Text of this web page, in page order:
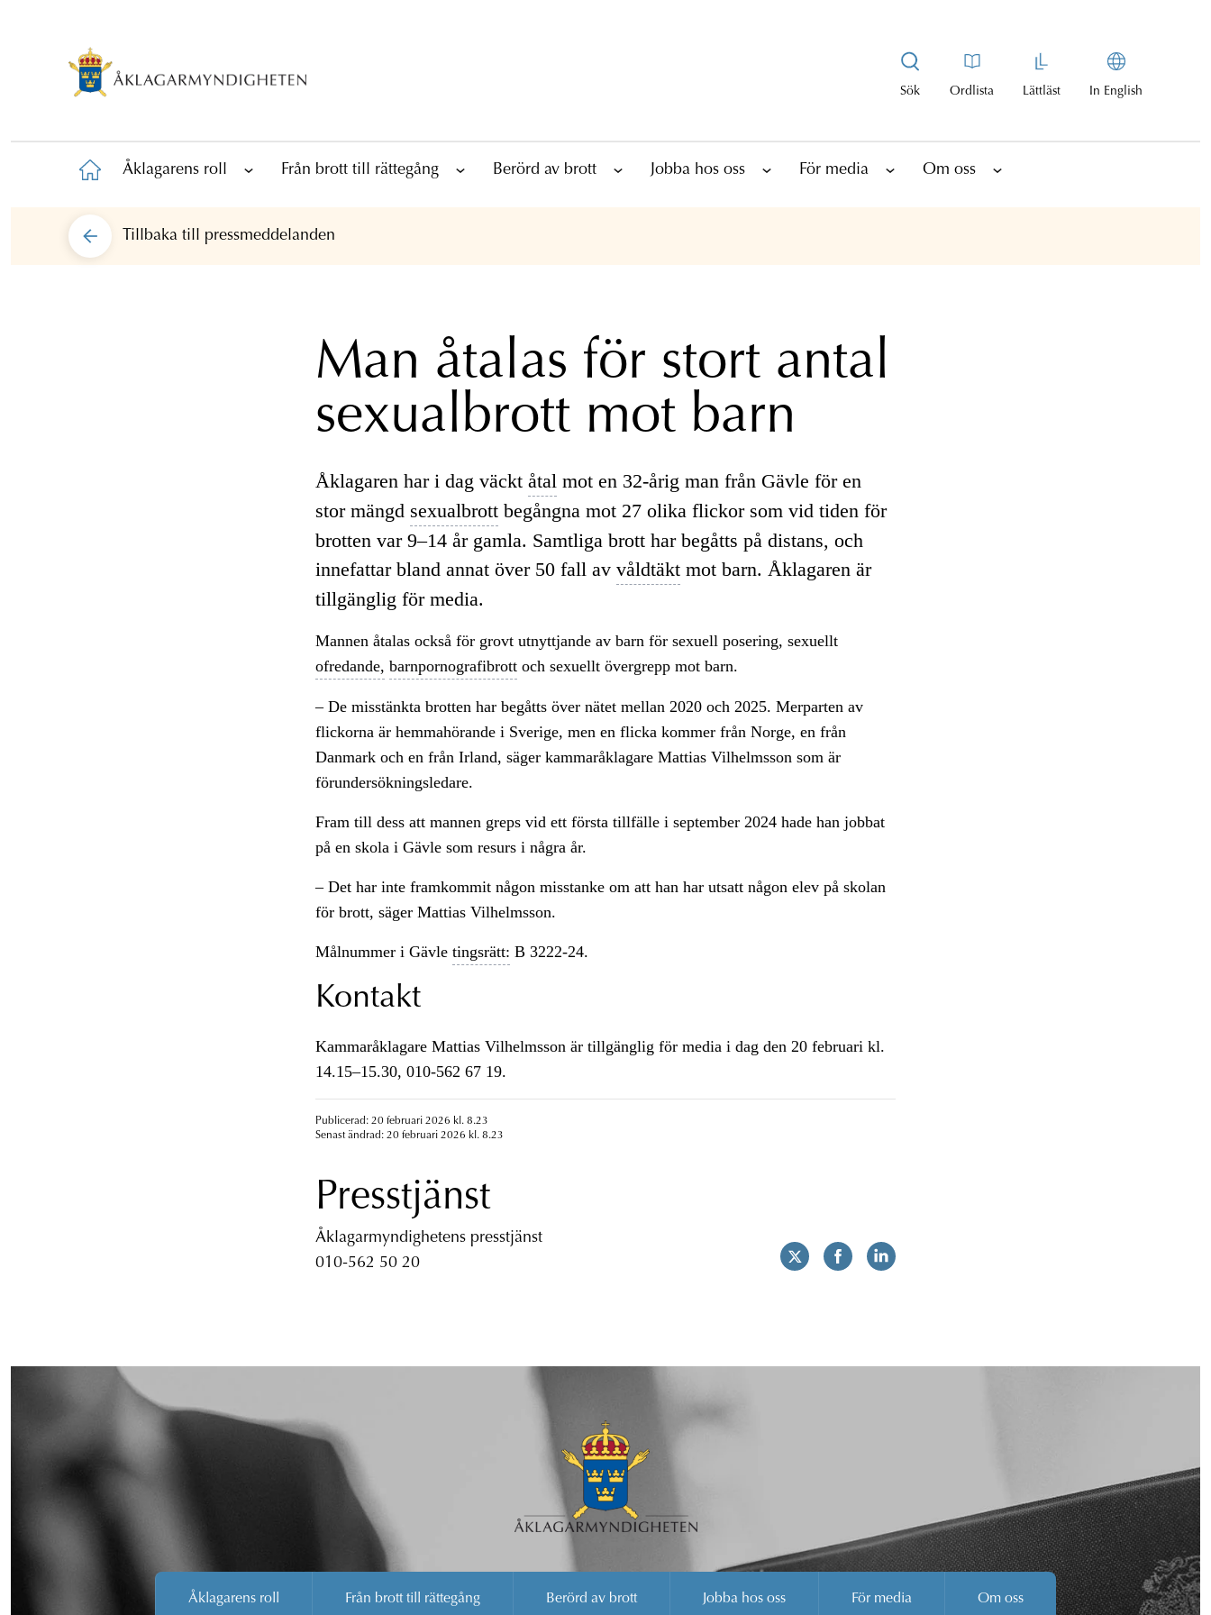
Sök Ordlista Lättläst In English
Åklagarens roll Från brott till rättegång Berörd av brott Jobba hos oss För media Om oss
Tillbaka till pressmeddelanden
Man åtalas för stort antal
sexualbrott mot barn
Åklagaren har i dag väckt åtal mot en 32-årig man från Gävle för en
stor mängd sexualbrottbegångna mot 27 olika flickor som vid tiden för
brotten var 9–14 år gamla. Samtliga brott har begåtts på distans, och
innefattar bland annat över 50 fall av våldtäktmot barn. Åklagaren är
tillgänglig för media.
Mannen åtalas också för grovt utnyttjande av barn för sexuell posering, sexuellt
ofredande, barnpornografibrottoch sexuellt övergrepp mot barn.
– De misstänkta brotten har begåtts över nätet mellan 2020 och 2025. Merparten av
flickorna är hemmahörande i Sverige, men en flicka kommer från Norge, en från
Danmark och en från Irland, säger kammaråklagare Mattias Vilhelmsson som är
förundersökningsledare.
Fram till dess att mannen greps vid ett första tillfälle i september 2024 hade han jobbat
på en skola i Gävle som resurs i några år.
– Det har inte framkommit någon misstanke om att han har utsatt någon elev på skolan
för brott, säger Mattias Vilhelmsson.
Målnummer i Gävle tingsrätt: B 3222-24.
Kontakt
Kammaråklagare Mattias Vilhelmsson är tillgänglig för media i dag den 20 februari kl.
14.15–15.30, 010-562 67 19.
Publicerad: 20 februari 2026 kl. 8.23
Senast ändrad: 20 februari 2026 kl. 8.23
Presstjänst
Åklagarmyndighetens presstjänst
010-562 50 20
Åklagarens roll Från brott till rättegång Berörd av brott Jobba hos oss För media Om oss